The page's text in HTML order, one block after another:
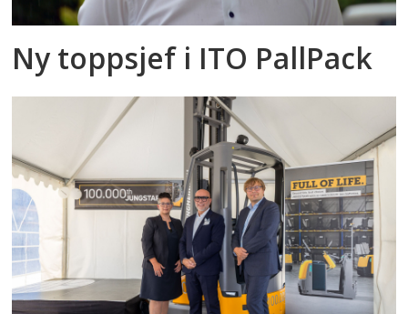
Ny toppsjef i ITO PallPack